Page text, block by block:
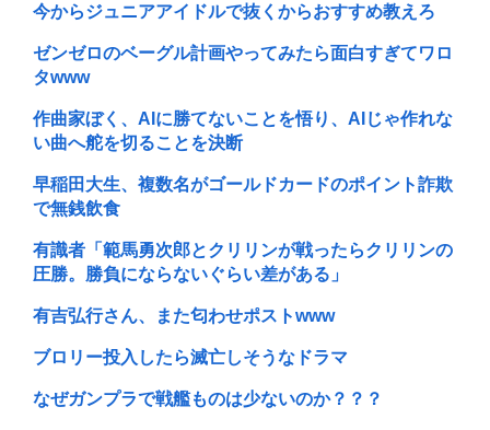
今からジュニアアイドルで抜くからおすすめ教えろ
ゼンゼロのベーグル計画やってみたら面白すぎてワロ
タwww
作曲家ぼく、AIに勝てないことを悟り、AIじゃ作れな
い曲へ舵を切ることを決断
早稲田大生、複数名がゴールドカードのポイント詐欺
で無銭飲食
有識者「範馬勇次郎とクリリンが戦ったらクリリンの
圧勝。勝負にならないぐらい差がある」
有吉弘行さん、また匂わせポストwww
ブロリー投入したら滅亡しそうなドラマ
なぜガンプラで戦艦ものは少ないのか？？？